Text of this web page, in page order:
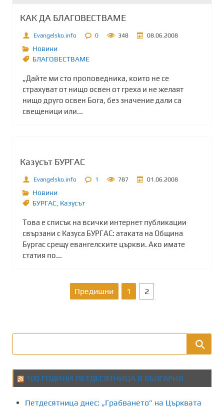
КАК ДА БЛАГОВЕСТВАМЕ
Evangelsko.info 0 348 08.06.2008
Новини
БЛАГОВЕСТВАМЕ
„Дайте ми сто проповедника, които не се
страхуват от нищо освен от греха и не желаят
нищо друго освен Бога, без значение дали са
свещеници или...
Казусът БУРГАС
Evangelsko.info 1 787 01.06.2008
Новини
БУРГАС, Казусът
Това е списък на всички интернет публикации
свързани с Казуса БУРГАС: атаката на Община
Бургас срещу евангелските църкви. Ако имате
статия по...
з
д
е
Предишни 1 2
100 ГОДИНИ ПЕТДЕСЯТНИЦА В БЪЛГАРИЯ
Петдесятница днес: „Грабването” на Църквата